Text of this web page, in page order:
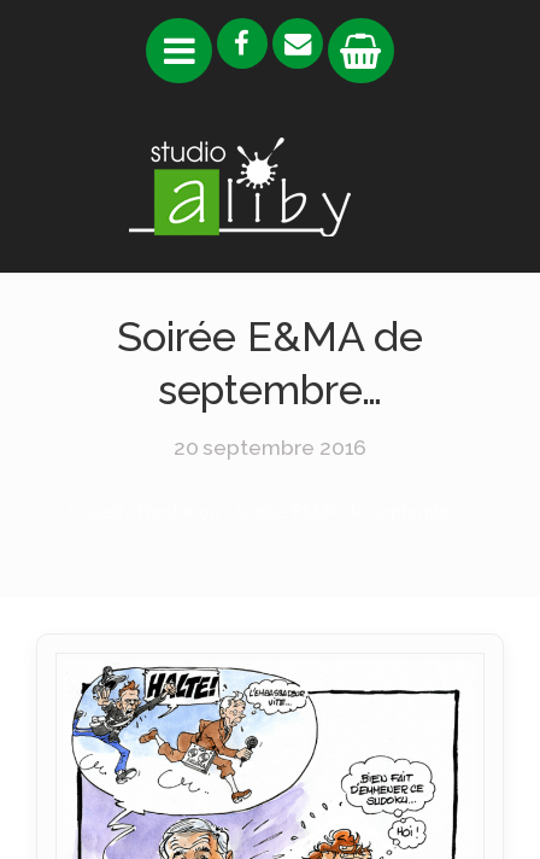
Soirée E&MA de
septembre…
20 septembre 2016